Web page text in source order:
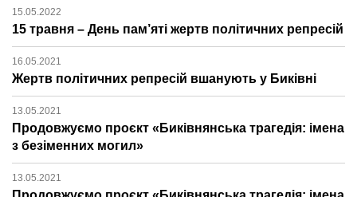
15.05.2022
15 травня – День пам’яті жертв політичних репресій
16.05.2021
Жертв політичних репресій вшанують у Биківні
13.05.2021
Продовжуємо проєкт «Биківнянська трагедія: імена
з безіменних могил»
13.05.2021